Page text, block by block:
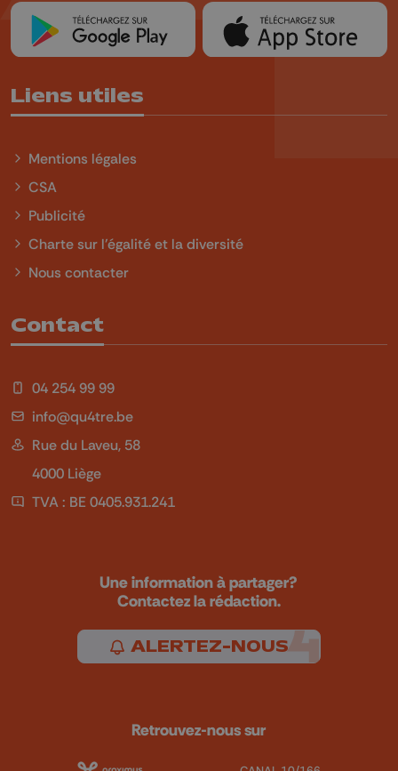
Liens utiles
Mentions légales
CSA
Publicité
Charte sur l'égalité et la diversité
Nous contacter
Contact
04 254 99 99
info@qu4tre.be
Rue du Laveu, 58
4000 Liège
TVA : BE 0405.931.241
Une information à partager?
Contactez la rédaction.
ALERTEZ-NOUS
Retrouvez-nous sur